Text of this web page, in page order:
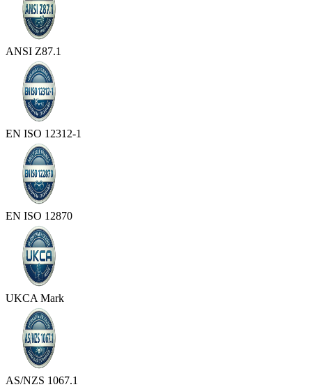
ANSI Z87.1
EN ISO 12312-1
EN ISO 12870
UKCA Mark
AS/NZS 1067.1